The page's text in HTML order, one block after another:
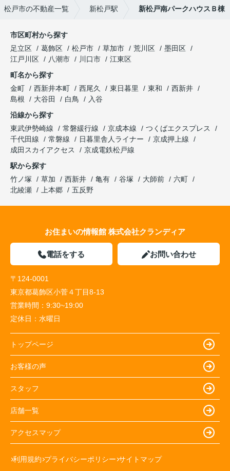
松戸市の不動産一覧 新松戸駅 新松戸南パークハウスＢ棟
市区町村から探す
足立区
葛飾区 松戸市 草加市 荒川区
墨田区
江戸川区
八潮市 川口市
江東区
町名から探す
金町
西新井本町 西尾久 東日暮里 東和
西新井
島根
大谷田 白鳥
入谷
沿線から探す
東武伊勢崎線
常磐緩行線 京成本線
つくばエクスプレス
千代田線
常磐線 日暮里舎人ライナー
京成押上線
成田スカイアクセス
京成電鉄松戸線
駅から探す
竹ノ塚
草加 西新井 亀有 谷塚 大師前
六町
北綾瀬
上本郷 五反野
お住まいの情報館 株式会社クランディア
電話をする お問い合わせ
〒124-0001
東京都葛飾区小菅４丁目8-13
営業時間： 9:30~19:00
定休日： 水曜日
トップページ
お客様の声
スタッフ
店舗一覧
アクセスマップ
利用規約 プライバシーポリシー サイトマップ